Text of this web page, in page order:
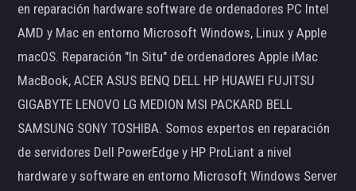
en reparación hardware software de ordenadores PC Intel
AMD y Mac en entorno Microsoft Windows, Linux y Apple
macOS. Reparación "In Situ" de ordenadores Apple iMac
MacBook, ACER ASUS BENQ DELL HP HUAWEI FUJITSU
GIGABYTE LENOVO LG MEDION MSI PACKARD BELL
SAMSUNG SONY TOSHIBA. Somos expertos en reparación
de servidores Dell PowerEdge y HP ProLiant a nivel
hardware y software en entorno Microsoft Windows Server